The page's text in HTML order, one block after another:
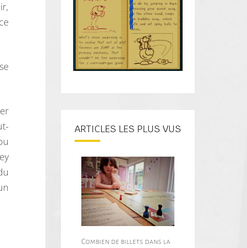
ARTICLES LES PLUS VUS
Combien de billets dans la